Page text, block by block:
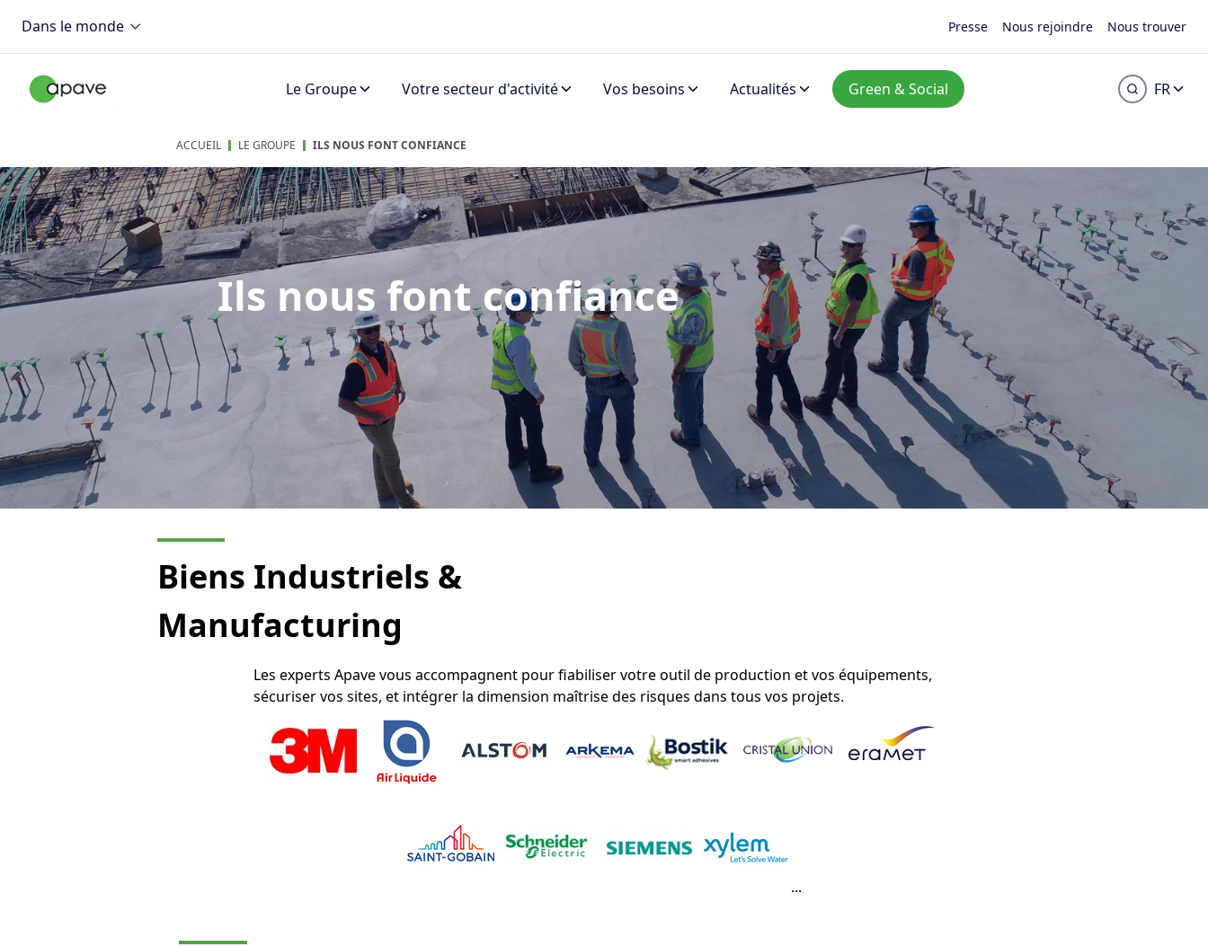
Dans le monde Presse Nous rejoindre Nous trouver
Le Groupe Votre secteur d'activité Vos besoins Actualités Green & Social FR
ACCUEIL LE GROUPE ILS NOUS FONT CONFIANCE
Ils nous font confiance
Biens Industriels &
Manufacturing
Les experts Apave vous accompagnent pour fiabiliser votre outil de production et vos équipements,
sécuriser vos sites, et intégrer la dimension maîtrise des risques dans tous vos projets.
...